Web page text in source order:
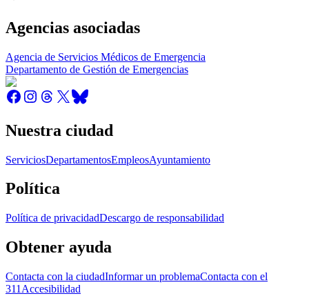
Agencias asociadas
Agencia de Servicios Médicos de Emergencia
Departamento de Gestión de Emergencias
Nuestra ciudad
ServiciosDepartamentosEmpleosAyuntamiento
Política
Política de privacidadDescargo de responsabilidad
Obtener ayuda
Contacta con la ciudadInformar un problemaContacta con el
311 Accesibilidad